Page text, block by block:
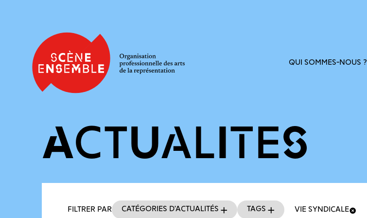
QUI SOMMES-NOUS ?
ACTUALITÉS
Filtres des actualités
FILTRER PAR Catégories d’actualités Tags VIE SYNDICALE